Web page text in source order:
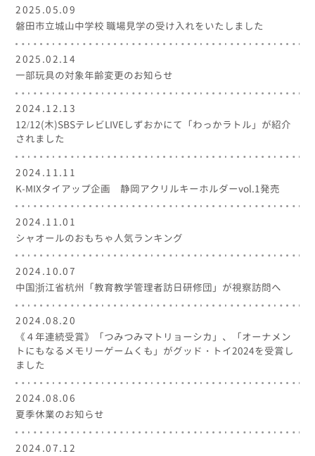
2025.05.09
磐田市立城山中学校 職場見学の受け入れをいたしました
2025.02.14
一部玩具の対象年齢変更のお知らせ
2024.12.13
12/12(木)SBSテレビLIVEしずおかにて「わっかラトル」が紹介
されました
2024.11.11
K-MIXタイアップ企画 静岡アクリルキーホルダーvol.1発売
2024.11.01
シャオールのおもちゃ人気ランキング
2024.10.07
中国浙江省杭州「教育教学管理者訪日研修団」が視察訪問へ
2024.08.20
《４年連続受賞》「つみつみマトリョーシカ」、「オーナメン
トにもなるメモリーゲームくも」がグッド・トイ2024を受賞し
ました
2024.08.06
夏季休業のお知らせ
2024.07.12